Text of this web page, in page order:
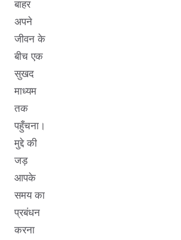
बाहर
अपने
जीवन के
बीच एक
सुखद
माध्यम
तक
पहुँचना।
मुद्दे की
जड़
आपके
समय का
प्रबंधन
करना